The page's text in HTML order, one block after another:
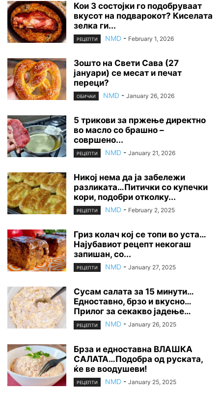
Кои 3 состојки го подобруваат
вкусот на подварокот? Киселата
зелка ги...
РЕЦЕПТИ NMD - February 1, 2026
Зошто на Свети Сава (27
јануари) се месат и печат
переци?
ОБИЧАИ NMD - January 26, 2026
5 трикови за пржење директно
во масло со брашно –
совршено...
РЕЦЕПТИ NMD - January 21, 2026
Никој нема да ја забележи
разликата…Питички со купечки
кори, подобри отколку...
РЕЦЕПТИ NMD - February 2, 2025
Гриз колач кој се топи во уста…
Најубавиот рецепт некогаш
запишан, со...
РЕЦЕПТИ NMD - January 27, 2025
Сусам салата за 15 минути…
Едноставно, брзо и вкусно…
Прилог за секакво јадење…
РЕЦЕПТИ NMD - January 26, 2025
Брза и едноставна ВЛАШКА
САЛАТА…Подобра од руската,
ќе ве воодушеви!
РЕЦЕПТИ NMD - January 25, 2025